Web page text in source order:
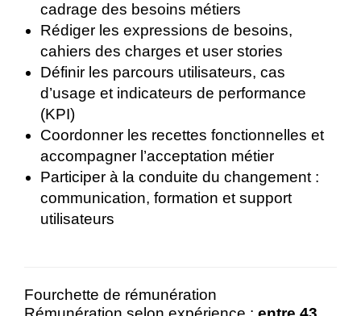
cadrage des besoins métiers
Rédiger les expressions de besoins,
cahiers des charges et user stories
Définir les parcours utilisateurs, cas
d’usage et indicateurs de performance
(KPI)
Coordonner les recettes fonctionnelles et
accompagner l’acceptation métier
Participer à la conduite du changement :
communication, formation et support
utilisateurs
Fourchette de rémunération